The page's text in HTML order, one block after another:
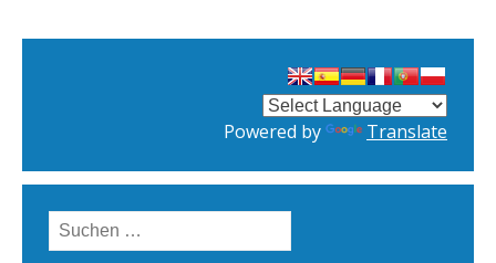
Powered by Translate
Suchen
nach: